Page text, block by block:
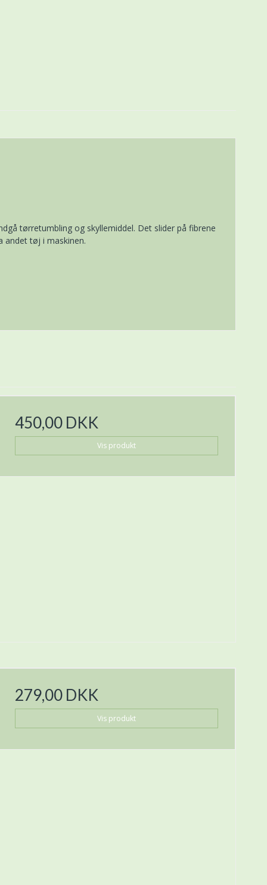
tørretumbling og skyllemiddel. Det slider på fibrene
andet tøj i maskinen.
450,00 DKK
Vis produkt
279,00 DKK
Vis produkt